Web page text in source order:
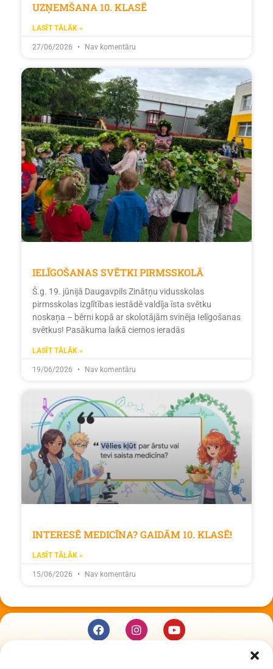
UZŅEMŠANA 10. KLASĒ
LASĪT TĀLĀK »
27/06/2026 Nav komentāru
IELĪGOŠANAS SVĒTKI PIRMSSKOLĀ
Š.g. 19. jūnijā Daugavpils Zinātņu vidusskolas
pirmsskolas izglītības iestādē valdīja īsta svētku
noskaņa – bērni kopā ar skolotājām svinēja Ielīgošanas
svētkus! Pasākuma laikā ciemos ieradās
LASĪT TĀLĀK »
19/06/2026 Nav komentāru
INTERESĒ MEDICĪNA? GAIDĀM 10. KLASĒ!
LASĪT TĀLĀK »
15/06/2026 Nav komentāru